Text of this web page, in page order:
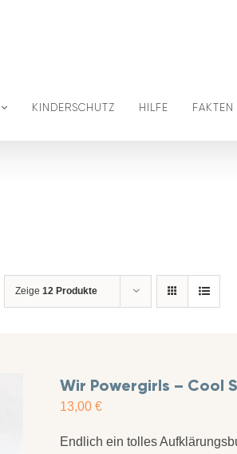
KINDERSCHUTZ HILFE FAKTEN
Zeige 12 Produkte
Wir Powergirls – Cool
13,00 €
Endlich ein tolles